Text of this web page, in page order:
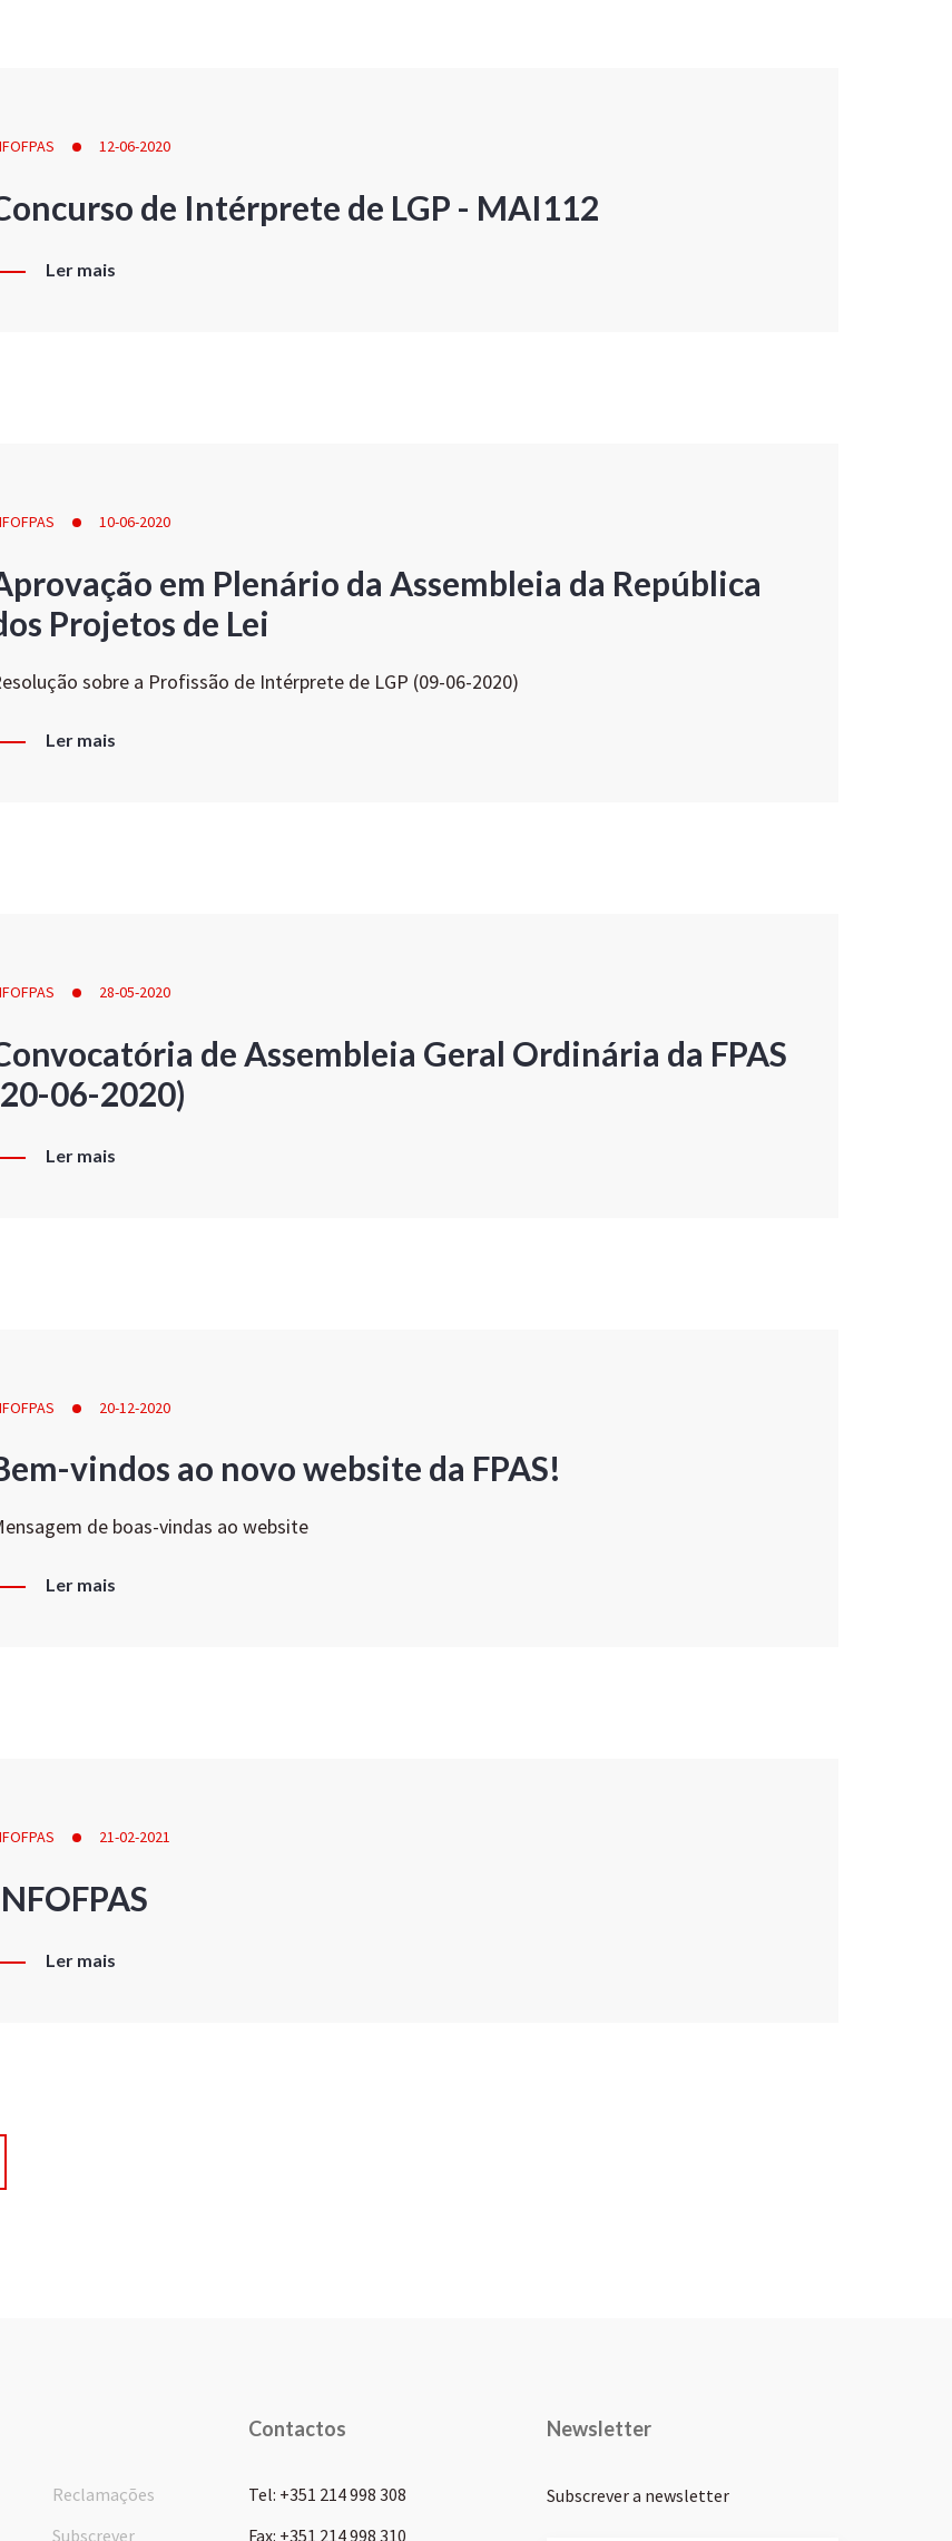
12-06-2020
de Intérprete de LGP - MAI112
Ler mais
10-06-2020
em Plenário da Assembleia da República
Projetos de Lei
sobre a Profissão de Intérprete de LGP (09-06-2020)
Ler mais
28-05-2020
de Assembleia Geral Ordinária da FPAS
06-2020)
Ler mais
20-12-2020
vindos ao novo website da FPAS!
de boas-vindas ao website
Ler mais
21-02-2021
Ler mais
Reclamações
Subscrever
Contactos
Tel: +351 214 998 308
Fax: +351 214 998 310
Newsletter
Subscrever a newsletter